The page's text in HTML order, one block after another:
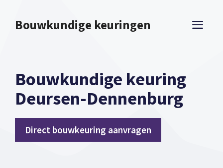
naarBouwkundige keuringen
Bouwkundige keuring
Deursen-Dennenburg
Direct bouwkeuring aanvragen